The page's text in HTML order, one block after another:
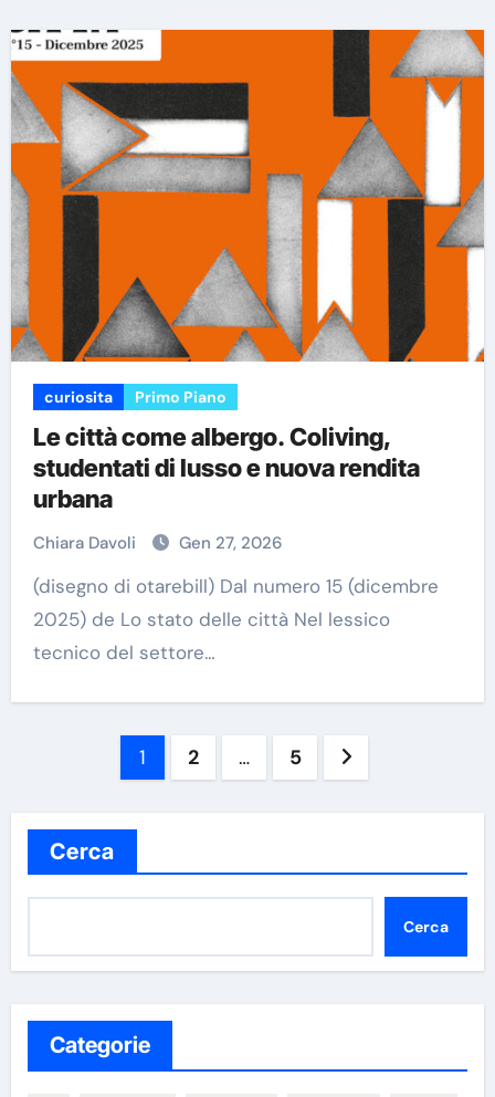
curiosita Primo Piano
Le città come albergo. Coliving,
studentati di lusso e nuova rendita
urbana
Chiara Davoli Gen 27, 2026
(disegno di otarebill) Dal numero 15 (dicembre
2025) de Lo stato delle città Nel lessico
tecnico del settore…
Paginazione
articoli
1 2 … 5
Cerca
Cerca
Categorie